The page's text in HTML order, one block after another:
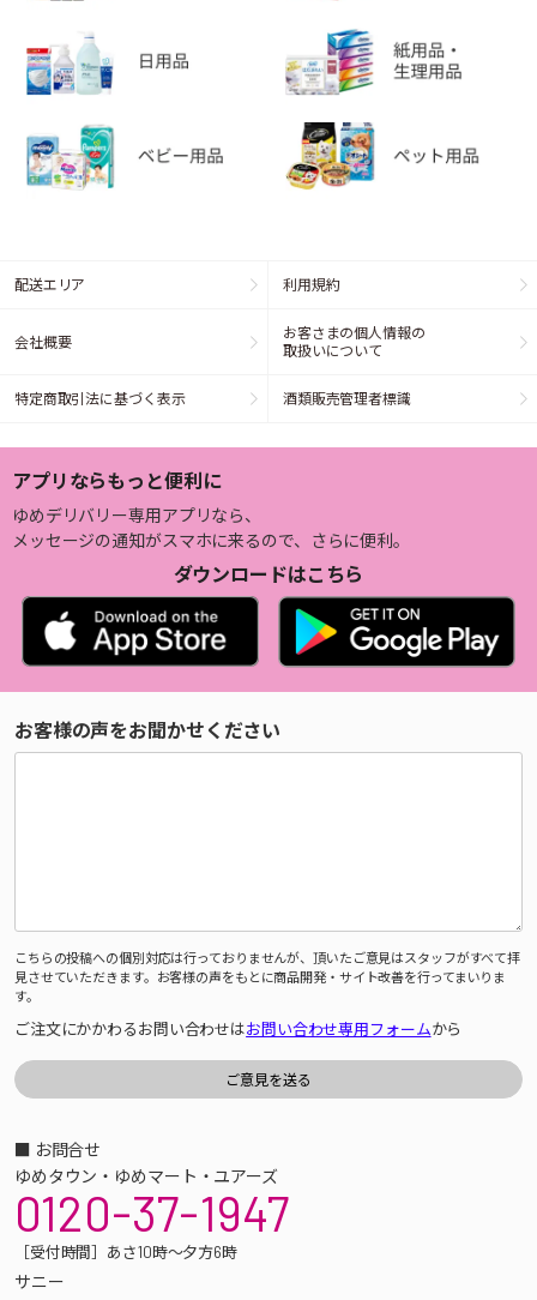
配送エリア 利用規約
会社概要
お客さまの個人情報の
取扱いについて
特定商取引法に基づく表示 酒類販売管理者標識
アプリならもっと便利に
ゆめデリバリー専用アプリなら、
メッセージの通知がスマホに来るので、さらに便利。
ダウンロードはこちら
お客様の声をお聞かせください
こちらの投稿への個別対応は行っておりませんが、頂いたご意見はスタッフがすべて拝
見させていただきます。お客様の声をもとに商品開発・サイト改善を行ってまいりま
す。
ご注文にかかわるお問い合わせはお問い合わせ専用フォームから
■ お問合せ
ゆめタウン・ゆめマート・ユアーズ
0120-37-1947
［受付時間］あさ10時～夕方6時
サニー